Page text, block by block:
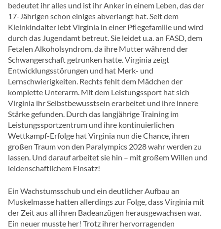
bedeutet ihr alles und ist ihr Anker in einem Leben, das der
17-Jährigen schon einiges abverlangt hat. Seit dem
Kleinkindalter lebt Virginia in einer Pflegefamilie und wird
durch das Jugendamt betreut. Sie leidet u.a. an FASD, dem
Fetalen Alkoholsyndrom, da ihre Mutter während der
Schwangerschaft getrunken hatte. Virginia zeigt
Entwicklungsstörungen und hat Merk- und
Lernschwierigkeiten. Rechts fehlt dem Mädchen der
komplette Unterarm. Mit dem Leistungssport hat sich
Virginia ihr Selbstbewusstsein erarbeitet und ihre innere
Stärke gefunden. Durch das langjährige Training im
Leistungssportzentrum und ihre kontinuierlichen
Wettkampf-Erfolge hat Virginia nun die Chance, ihren
großen Traum von den Paralympics 2028 wahr werden zu
lassen. Und darauf arbeitet sie hin – mit großem Willen und
leidenschaftlichem Einsatz!
Ein Wachstumsschub und ein deutlicher Aufbau an
Muskelmasse hatten allerdings zur Folge, dass Virginia mit
der Zeit aus all ihren Badeanzügen herausgewachsen war.
Ein neuer musste her! Trotz ihrer hervorragenden